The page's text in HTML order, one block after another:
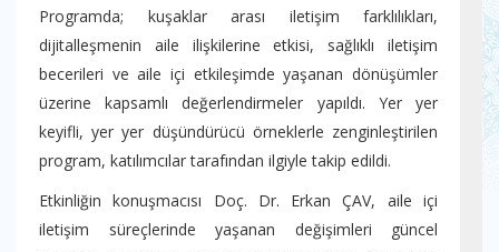
Programda; kuşaklar arası iletişim farklılıkları,
dijitalleşmenin aile ilişkilerine etkisi, sağlıklı iletişim
becerileri ve aile içi etkileşimde yaşanan dönüşümler
üzerine kapsamlı değerlendirmeler yapıldı. Yer yer
keyifli, yer yer düşündürücü örneklerle zenginleştirilen
program, katılımcılar tarafından ilgiyle takip edildi.
Etkinliğin konuşmacısı Doç. Dr. Erkan ÇAV, aile içi
iletişim süreçlerinde yaşanan değişimleri güncel